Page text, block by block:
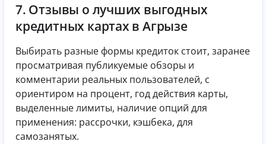
7. Отзывы о лучших выгодных
кредитных картах в Агрызе
Выбирать разные формы кредиток стоит, заранее
просматривая публикуемые обзоры и
комментарии реальных пользователей, с
ориентиром на процент, год действия карты,
выделенные лимиты, наличие опций для
применения: рассрочки, кэшбека, для
самозанятых.